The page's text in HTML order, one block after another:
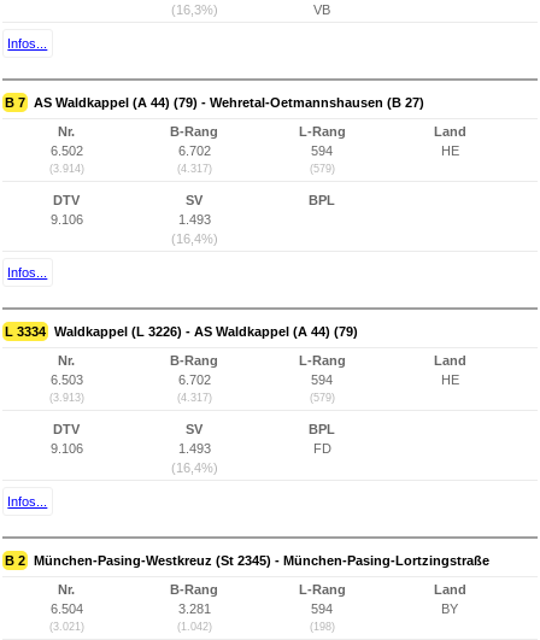
(16,3%)
VB
Infos...
B 7 AS Waldkappel (A 44) (79) - Wehretal-Oetmannshausen (B 27)
Nr.
6.502
(3.914)
B-Rang
6.702
(4.317)
L-Rang
594
(579)
Land
HE
DTV
9.106
SV
1.493
(16,4%)
BPL
Infos...
L 3334 Waldkappel (L 3226) - AS Waldkappel (A 44) (79)
Nr.
6.503
(3.913)
B-Rang
6.702
(4.317)
L-Rang
594
(579)
Land
HE
DTV
9.106
SV
1.493
(16,4%)
BPL
FD
Infos...
B 2 München-Pasing-Westkreuz (St 2345) - München-Pasing-Lortzingstraße
Nr.
6.504
(3.021)
B-Rang
3.281
(1.042)
L-Rang
594
(198)
Land
BY